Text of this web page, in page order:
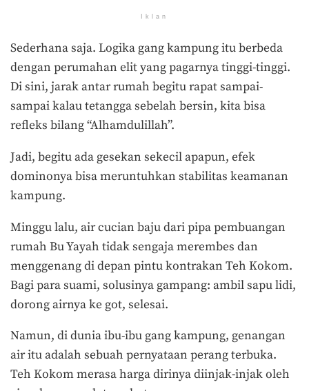
Iklan
Sederhana saja. Logika gang kampung itu berbeda
dengan perumahan elit yang pagarnya tinggi-tinggi.
Di sini, jarak antar rumah begitu rapat sampai-
sampai kalau tetangga sebelah bersin, kita bisa
refleks bilang “Alhamdulillah”.
Jadi, begitu ada gesekan sekecil apapun, efek
dominonya bisa meruntuhkan stabilitas keamanan
kampung.
Minggu lalu, air cucian baju dari pipa pembuangan
rumah Bu Yayah tidak sengaja merembes dan
menggenang di depan pintu kontrakan Teh Kokom.
Bagi para suami, solusinya gampang: ambil sapu lidi,
dorong airnya ke got, selesai.
Namun, di dunia ibu-ibu gang kampung, genangan
air itu adalah sebuah pernyataan perang terbuka.
Teh Kokom merasa harga dirinya diinjak-injak oleh